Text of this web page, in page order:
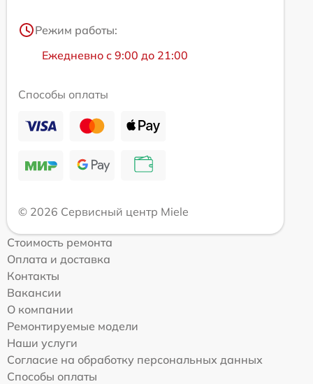
Режим работы:
Ежедневно с 9:00 до 21:00
Способы оплаты
© 2026 Сервисный центр Miele
Стоимость ремонта
Оплата и доставка
Контакты
Вакансии
О компании
Ремонтируемые модели
Наши услуги
Согласие на обработку персональных данных
Способы оплаты